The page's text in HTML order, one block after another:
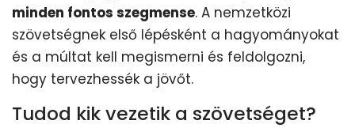
minden fontos szegmense. A nemzetközi
szövetségnek első lépésként a hagyományokat
és a múltat kell megismerni és feldolgozni,
hogy tervezhessék a jövőt.
Tudod kik vezetik a szövetséget?